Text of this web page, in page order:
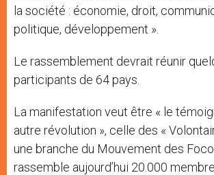
la société : économie, droit,
politique, développement ».
Le rassemblement devrait réunir
participants de 64 pays.
La manifestation veut être « le
autre révolution », celle des «
une branche du Mouvement des
rassemble aujourd’hui 20.000